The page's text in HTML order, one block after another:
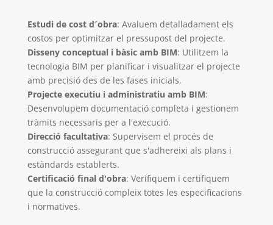
Estudi de cost d´obra: Avaluem detalladament els
costos per optimitzar el pressupost del projecte.
Disseny conceptual i bàsic amb BIM: Utilitzem la
tecnologia BIM per planificar i visualitzar el projecte
amb precisió des de les fases inicials.
Projecte executiu i administratiu amb BIM:
Desenvolupem documentació completa i gestionem
tràmits necessaris per a l'execució.
Direcció facultativa: Supervisem el procés de
construcció assegurant que s'adhereixi als plans i
estàndards establerts.
Certificació final d'obra: Verifiquem i certifiquem
que la construcció compleix totes les especificacions
i normatives.